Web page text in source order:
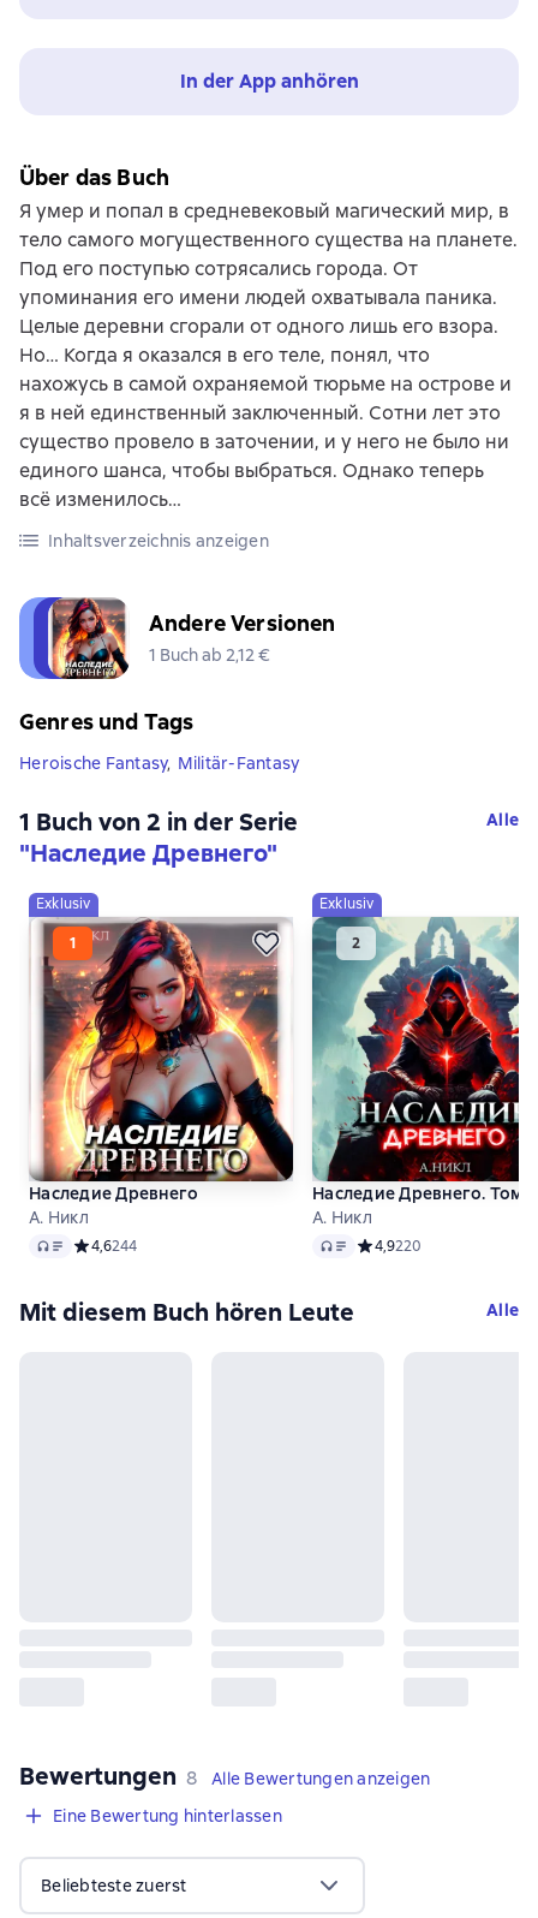
In der App anhören
Über das Buch
Я умер и попал в средневековый магический мир, в
тело самого могущественного существа на планете.
Под его поступью сотрясались города. От
упоминания его имени людей охватывала паника.
Целые деревни сгорали от одного лишь его взора.
Но… Когда я оказался в его теле, понял, что
нахожусь в самой охраняемой тюрьме на острове и
я в ней единственный заключенный. Сотни лет это
существо провело в заточении, и у него не было ни
единого шанса, чтобы выбраться. Однако теперь
всё изменилось…
Inhaltsverzeichnis anzeigen
Andere Versionen
1 Buch ab 2,12 €
Genres und Tags
Heroische Fantasy, Militär-Fantasy
1 Buch von 2 in der Serie
"Наследие Древнего"
Alle
Exklusiv
Наследие Древнего
А. Никл
Audio Средний рейтинг 4,6 на основе 244 оценок
4,6244
Exklusiv
Наследие Древнего. Том 2
А. Никл
Audio Средний рейтинг 4,9 на
4,9220
Mit diesem Buch hören Leute Alle
Bewertungen 8 Bewertungen
8
Alle Bewertungen anzeigen
Eine Bewertung hinterlassen
Beliebteste zuerst